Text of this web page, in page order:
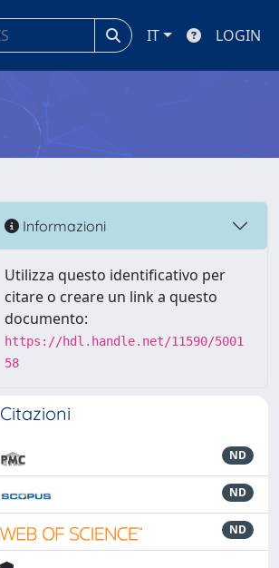
IT LOGIN
Informazioni
Utilizza questo identificativo per
citare o creare un link a questo
documento:
https://hdl.handle.net/11590/5001
58
Citazioni
ND
ND
ND